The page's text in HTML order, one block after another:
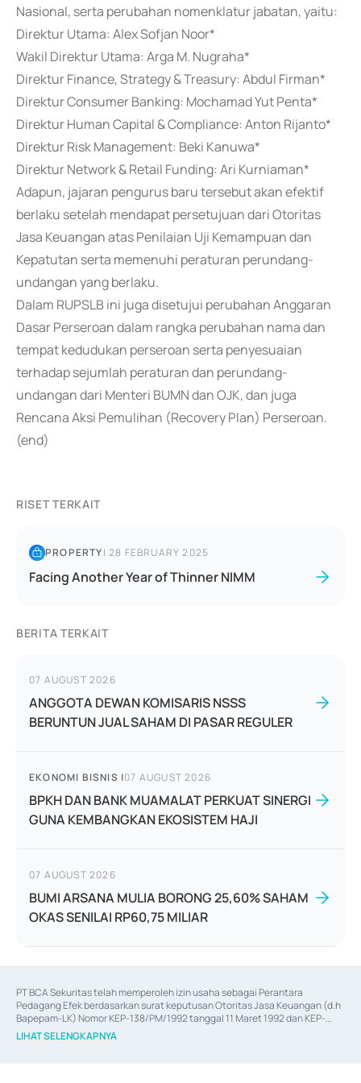
Nasional, serta perubahan nomenklatur jabatan, yaitu:
Direktur Utama: Alex Sofjan Noor*
Wakil Direktur Utama: Arga M. Nugraha*
Direktur Finance, Strategy & Treasury: Abdul Firman*
Direktur Consumer Banking: Mochamad Yut Penta*
Direktur Human Capital & Compliance: Anton Rijanto*
Direktur Risk Management: Beki Kanuwa*
Direktur Network & Retail Funding: Ari Kurniaman*
Adapun, jajaran pengurus baru tersebut akan efektif
berlaku setelah mendapat persetujuan dari Otoritas
Jasa Keuangan atas Penilaian Uji Kemampuan dan
Kepatutan serta memenuhi peraturan perundang-
undangan yang berlaku.
Dalam RUPSLB ini juga disetujui perubahan Anggaran
Dasar Perseroan dalam rangka perubahan nama dan
tempat kedudukan perseroan serta penyesuaian
terhadap sejumlah peraturan dan perundang-
undangan dari Menteri BUMN dan OJK, dan juga
Rencana Aksi Pemulihan (Recovery Plan) Perseroan.
(end)
RISET TERKAIT
PROPERTY|28 FEBRUARY 2025
Facing Another Year of Thinner NIMM
BERITA TERKAIT
07 AUGUST 2026
ANGGOTA DEWAN KOMISARIS NSSS
BERUNTUN JUAL SAHAM DI PASAR REGULER
EKONOMI BISNIS |07 AUGUST 2026
BPKH DAN BANK MUAMALAT PERKUAT SINERGI
GUNA KEMBANGKAN EKOSISTEM HAJI
07 AUGUST 2026
BUMI ARSANA MULIA BORONG 25,60% SAHAM
OKAS SENILAI RP60,75 MILIAR
PT BCA Sekuritas telah memperoleh izin usaha sebagai Perantara
Pedagang Efek berdasarkan surat keputusan Otoritas Jasa Keuangan (d.h
Bapepam-LK) Nomor KEP-138/PM/1992 tanggal 11 Maret 1992 dan KEP-
06/D.04/2014 tanggal 28 Februari 2014, izin usaha sebagai Penjamin Emisi
Efek berdasarkan surat keputusan Otoritas Jasa Keuangan Nomor KEP-
LIHAT SELENGKAPNYA